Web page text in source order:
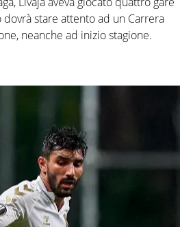
stare attento ad un Carrera
neanche ad inizio stagione.